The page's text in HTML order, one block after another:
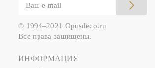
© 1994–2021 Opusdeco.ru
Все права защищены.
ИНФОРМАЦИЯ